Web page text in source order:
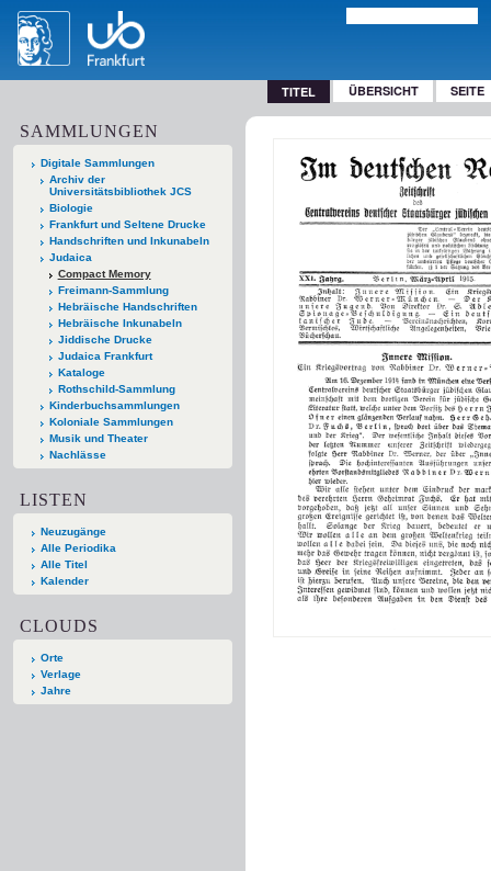
TITEL ÜBERSICHT SEITE
SAMMLUNGEN
Digitale Sammlungen
Archiv der
Universitätsbibliothek JCS
Biologie
Frankfurt und Seltene Drucke
Handschriften und Inkunabeln
Judaica
Compact Memory
Freimann-Sammlung
Hebräische Handschriften
Hebräische Inkunabeln
Jiddische Drucke
Judaica Frankfurt
Kataloge
Rothschild-Sammlung
Kinderbuchsammlungen
Koloniale Sammlungen
Musik und Theater
Nachlässe
LISTEN
Neuzugänge
Alle Periodika
Alle Titel
Kalender
CLOUDS
Orte
Verlage
Jahre